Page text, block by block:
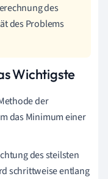
des
des Problems
Wichtigste
der
das Minimum einer
des steilsten
schrittweise entlang